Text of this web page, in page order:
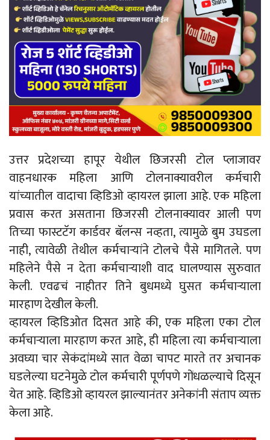
उत्तर प्रदेशच्या हापूर येथील छिजरसी टोल प्लाजावर
वाहनधारक महिला आणि टोलनाक्यावरील कर्मचारी
यांच्यातील वादाचा व्हिडिओ व्हायरल झाला आहे. एक महिला
प्रवास करत असताना छिजरसी टोलनाक्यावर आली पण
तिच्या फास्टटॅग कार्डवर बॅलन्स नव्हता, त्यामुळे बुम उघडला
नाही, त्यावेळी तेथील कर्मचाऱ्यांने टोलचे पैसे मागितले. पण
महिलेने पैसे न देता कर्मचाऱ्याशी वाद घालण्यास सुरुवात
केली. एवढचं नाहीतर तिने बुधमध्ये घुसत कर्मचाऱ्याला
मारहाण देखील केली.
व्हायरल व्हिडिओत दिसत आहे की, एक महिला एका टोल
कर्मचार्‍याला मारहाण करत आहे, ही महिला त्या कर्मचाऱ्याला
अवघ्या चार सेकंदांमध्ये सात वेळा चापट मारते तर अचानक
घडलेल्या घटनेमुळे टोल कर्मचारी पूर्णपणे गोंधळल्याचे दिसून
येत आहे. व्हिडिओ व्हायरल झाल्यानंतर अनेकांनी संताप व्यक्त
केला आहे.